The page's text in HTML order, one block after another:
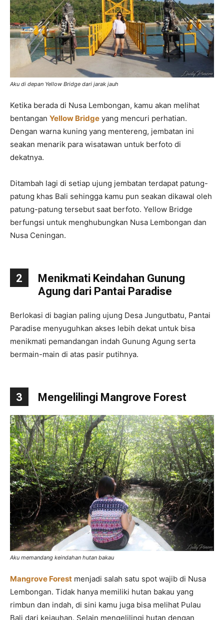
Aku di depan Yellow Bridge dari jarak jauh
Ketika berada di Nusa Lembongan, kamu akan melihat
bentangan Yellow Bridge yang mencuri perhatian.
Dengan warna kuning yang mentereng, jembatan ini
seakan menarik para wisatawan untuk berfoto di
dekatnya.
Ditambah lagi di setiap ujung jembatan terdapat patung-
patung khas Bali sehingga kamu pun seakan dikawal oleh
patung-patung tersebut saat berfoto. Yellow Bridge
berfungsi untuk menghubungkan Nusa Lembongan dan
Nusa Ceningan.
2
Menikmati Keindahan Gunung
Agung dari Pantai Paradise
Berlokasi di bagian paling ujung Desa Jungutbatu, Pantai
Paradise menyuguhkan akses lebih dekat untuk bisa
menikmati pemandangan indah Gunung Agung serta
bermain-main di atas pasir putihnya.
3 Mengelilingi Mangrove Forest
Aku memandang keindahan hutan bakau
Mangrove Forest menjadi salah satu spot wajib di Nusa
Lembongan. Tidak hanya memiliki hutan bakau yang
rimbun dan indah, di sini kamu juga bisa melihat Pulau
Bali dari kejauhan. Selain mengelilingi hutan dengan